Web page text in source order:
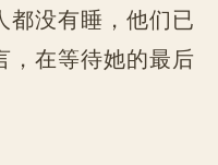
都没有睡，他们已
，在等待她的最后